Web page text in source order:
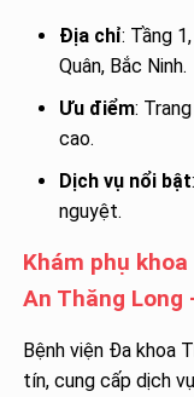
Địa chỉ: Tầng
Quân, Bắc Ninh.
Ưu điểm:
cao.
Dịch vụ nổi bật
nguyệt.
Khám phụ
An Thăng Long
Bệnh viện Đa khoa
tín, cung cấp dịch